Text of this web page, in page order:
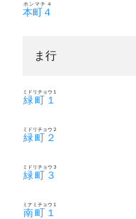
本町４
ホンマチ４
ま行
緑町１
ミドリチョウ１
緑町２
ミドリチョウ２
緑町３
ミドリチョウ３
南町１
ミナミチョウ１